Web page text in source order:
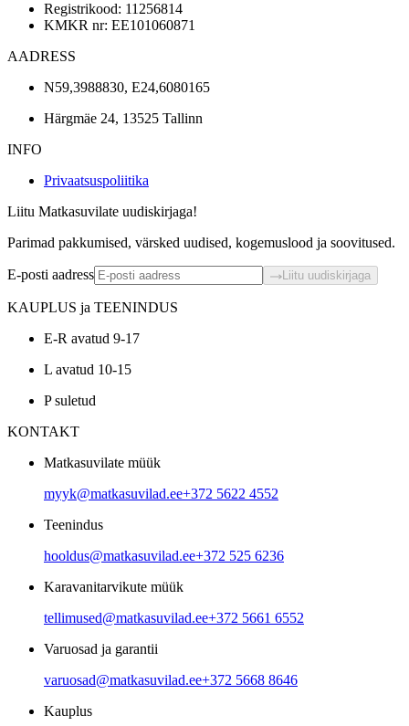
Registrikood: 11256814
KMKR nr: EE101060871
AADRESS
N59,3988830, E24,6080165
Härgmäe 24, 13525 Tallinn
INFO
Privaatsuspoliitika
Liitu Matkasuvilate uudiskirjaga!
Parimad pakkumised, värsked uudised, kogemuslood ja soovitused.
E-posti aadress Liitu uudiskirjaga
KAUPLUS ja TEENINDUS
E-R avatud 9-17
L avatud 10-15
P suletud
KONTAKT
Matkasuvilate müük
myyk@matkasuvilad.ee+372 5622 4552
Teenindus
hooldus@matkasuvilad.ee+372 525 6236
Karavanitarvikute müük
tellimused@matkasuvilad.ee+372 5661 6552
Varuosad ja garantii
varuosad@matkasuvilad.ee+372 5668 8646
Kauplus